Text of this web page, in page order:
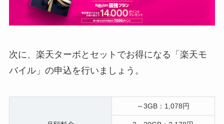
次に、楽天ターボとセットでお得になる「楽天モ
バイル」の申込を行いましょう。
～3GB：1,078円